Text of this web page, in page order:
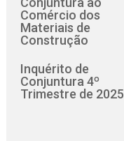
Comércio dos
Materiais de
Construção
Inquérito de
Conjuntura 4º
Trimestre de 2025